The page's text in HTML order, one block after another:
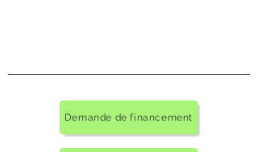
Demande de financement